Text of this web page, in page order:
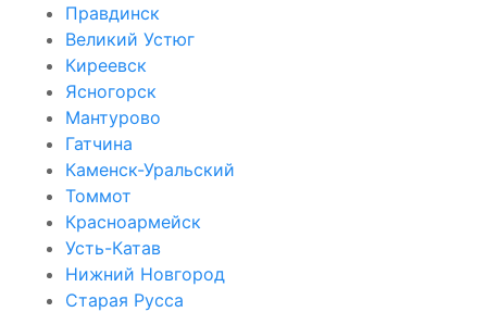
Правдинск
Великий Устюг
Киреевск
Ясногорск
Мантурово
Гатчина
Каменск-Уральский
Томмот
Красноармейск
Усть-Катав
Нижний Новгород
Старая Русса